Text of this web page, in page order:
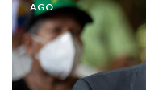
AGO